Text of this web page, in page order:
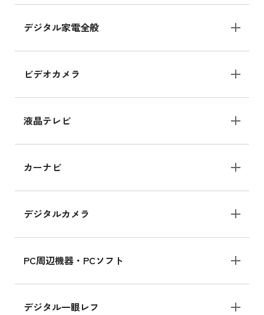
デジタル家電全般
ビデオカメラ
液晶テレビ
カーナビ
デジタルカメラ
PC周辺機器・PCソフト
デジタル一眼レフ
iPad Air 11インチ シリーズ
iPad Air 11インチ の新品買取価格
iPhone 15 128GB シリーズ
iPhone 15 128GB の新品買取価格
MK2K3J/Aの新品買取価格はこちら